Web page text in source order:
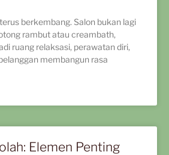
berkembang. Salon bukan lagi
rambut atau creambath,
ruang relaksasi, perawatan diri,
membangun rasa
Elemen Penting